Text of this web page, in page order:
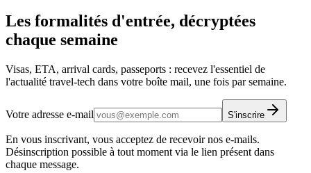
Les formalités d'entrée, décryptées
chaque semaine
Visas, ETA, arrival cards, passeports : recevez l'essentiel de
l'actualité travel-tech dans votre boîte mail, une fois par semaine.
Votre adresse e-mail S'inscrire
En vous inscrivant, vous acceptez de recevoir nos e-mails.
Désinscription possible à tout moment via le lien présent dans
chaque message.